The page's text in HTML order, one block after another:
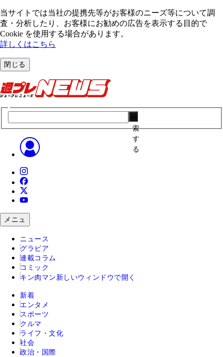
当サイトでは当社の提携先等がお客様のニーズ等について調
査・分析したり、お客様にお勧めの広告を表⽰する⽬的で
Cookie を使⽤する場合があります。
詳しくはこちら
閉じる
索
す
る
メニュ
ニュース
グラビア
連載コラム
コミック
キン肉マン 新しいウィンドウで開く
新着
エンタメ
スポーツ
クルマ
ライフ・文化
社会
政治・国際